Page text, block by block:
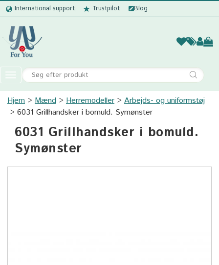
International support Trustpilot Blog
Kvinder
Toggle
navigation
Kvinder
Hjem Mænd Herremodeller
Arbejds- og uniformstøj
6031 Grillhandsker i bomuld. Symønster
6031 Grillhandsker i bomuld.
Symønster